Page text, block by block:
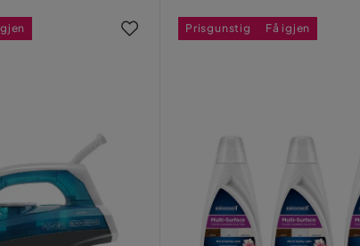
Prisgunstig Få igjen